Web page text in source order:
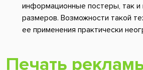
информационные постеры, так
размеров. Возможности такой
ее применения практически
Печать